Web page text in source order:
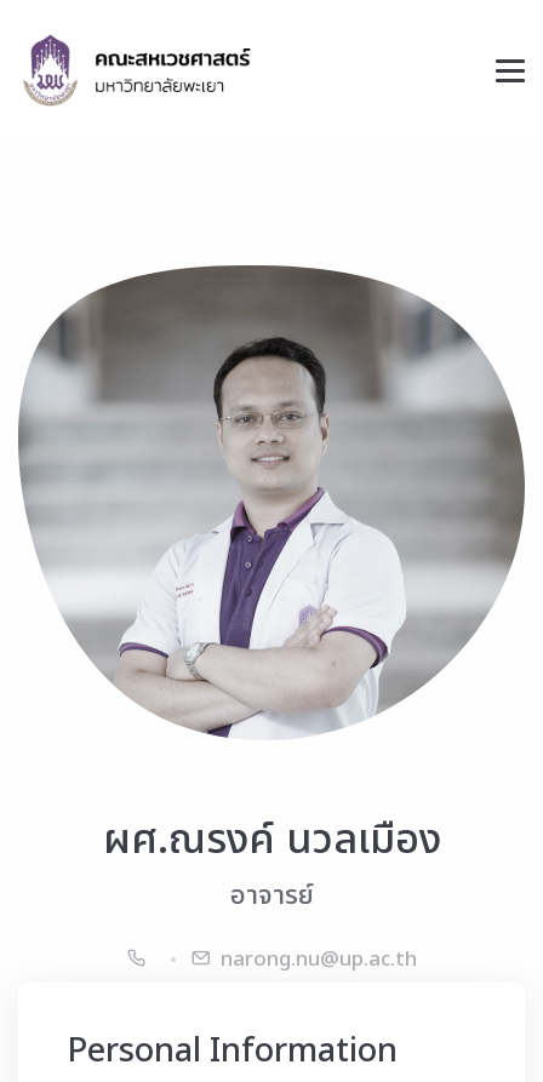
ผศ.ณรงค์ นวลเมือง
อาจารย์
narong.nu@up.ac.th
Personal Information